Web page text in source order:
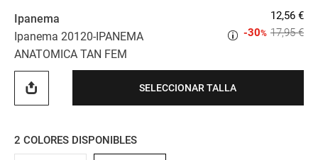
Ipanema
Ipanema 20120-IPANEMA
ANATOMICA TAN FEM
12,56 €
17,95 €
-30%
SELECCIONAR TALLA
2 COLORES DISPONIBLES